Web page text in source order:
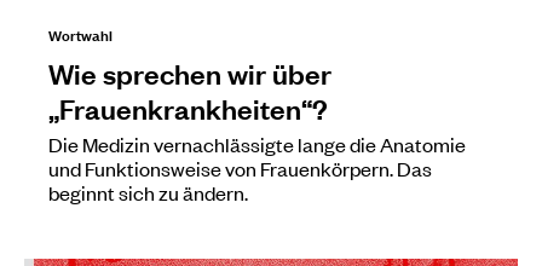
Wortwahl
Wie sprechen wir über
„Frauenkrankheiten“?
Die Medizin vernachlässigte lange die Anatomie
und Funktionsweise von Frauenkörpern. Das
beginnt sich zu ändern.